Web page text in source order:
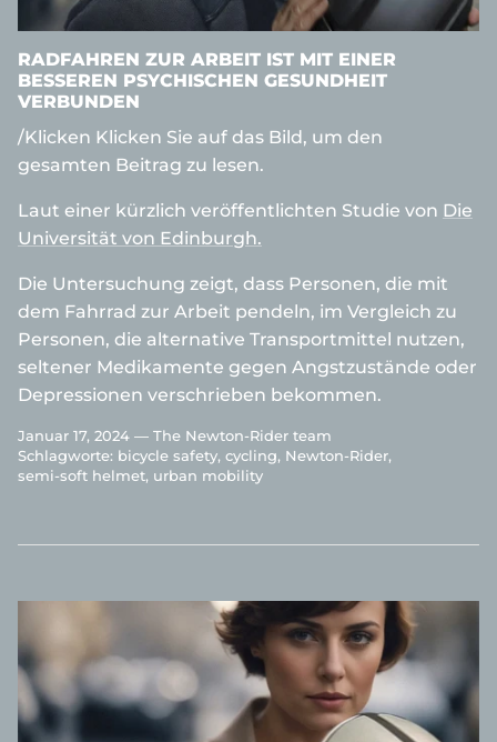
RADFAHREN ZUR ARBEIT IST MIT EINER
BESSEREN PSYCHISCHEN GESUNDHEIT
VERBUNDEN
/Klicken Klicken Sie auf das Bild, um den
gesamten Beitrag zu lesen.
Laut einer kürzlich veröffentlichten Studie von Die
Universität von Edinburgh.
Die Untersuchung zeigt, dass Personen, die mit
dem Fahrrad zur Arbeit pendeln, im Vergleich zu
Personen, die alternative Transportmittel nutzen,
seltener Medikamente gegen Angstzustände oder
Depressionen verschrieben bekommen.
Januar 17, 2024 — The Newton-Rider team
Schlagworte: bicycle safety cycling Newton-Rider
semi-soft helmet urban mobility